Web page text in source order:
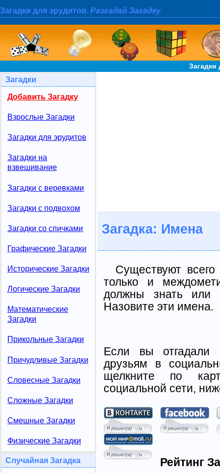
Загадки для эрудитов. Разгадай Загадку
Загадки
Загадки
Добавить Загадку
Взрослые Загадки
Загадки для эрудитов
Загадки на
взвешивание
Загадки с веревками
Загадки с подвохом
Загадки со спичками
Графические Загадки
Исторические Загадки
Логические Загадки
Математические
Загадки
Прикольные Загадки
Причудливые Загадки
Словесные Загадки
Сложные Загадки
Смешные Загадки
Физические Загадки
Случайная Загадка
Загадка: Имена
Существуют
только и
должны знать или
Назовите эти имена.
Если вы отгадали
друзьям в
щелкните по
социальной сети,
Рейтинг